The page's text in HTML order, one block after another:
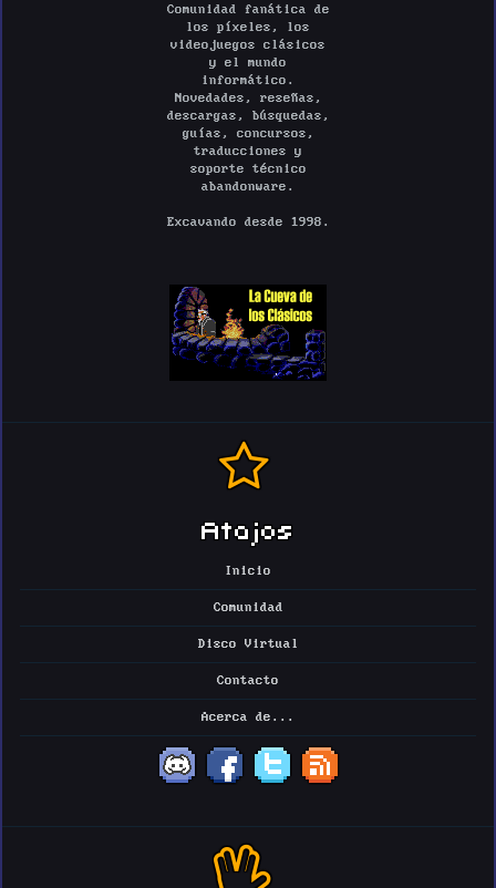
Comunidad fanática de
los píxeles, los
videojuegos clásicos
y el mundo
informático.
Novedades, reseñas,
descargas, búsquedas,
guías, concursos,
traducciones y
soporte técnico
abandonware.
Excavando desde 1998.
Atajos
Inicio
Comunidad
Disco Virtual
Contacto
Acerca de...